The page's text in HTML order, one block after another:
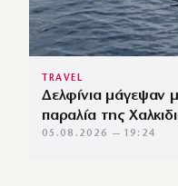
TRAVEL
Δελφίνια μάγεψαν
παραλία της
05.08.2026 — 19:24